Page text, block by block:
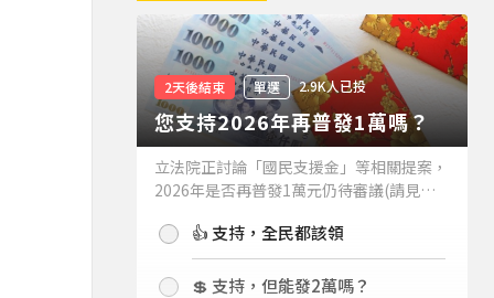
2天後結束 單選 2.9K人已投
您支持2026年再普發1萬嗎？
立法院正討論「國民支援金」等相關提案，
2026年是否再普發1萬元仍待審議(請見下
持嗎？👍 支持，全民都該領
💲 支持，但能發2萬嗎？